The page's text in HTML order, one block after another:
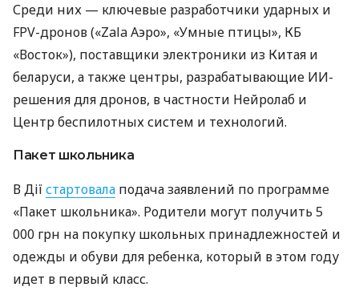
Среди них — ключевые разработчики ударных и
FPV-дронов («Zala Аэро», «Умные птицы», КБ
«Восток»), поставщики электроники из Китая и
беларуси, а также центры, разрабатывающие ИИ-
решения для дронов, в частности Нейролаб и
Центр беспилотных систем и технологий.
Пакет школьника
В Дії стартовала подача заявлений по программе
«Пакет школьника». Родители могут получить 5
000 грн на покупку школьных принадлежностей и
одежды и обуви для ребенка, который в этом году
идет в первый класс.